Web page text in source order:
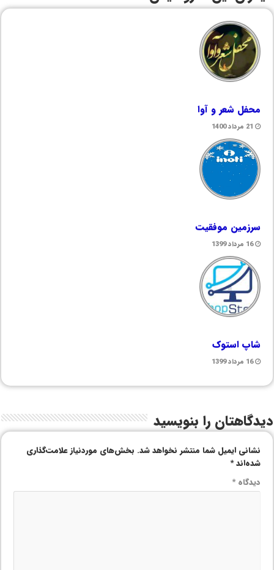
محفل شعر و آوا
21 مرداد 1400
سرزمین موفقیت
16 مرداد 1399
شاپ استوک
16 مرداد 1399
دیدگاهتان را بنویسید
نشانی ایمیل شما منتشر نخواهد شد. بخش‌های موردنیاز علامت‌گذاری
شده‌اند*
دیدگاه*